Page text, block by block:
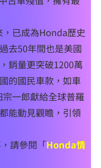
已成為Honda歷史
去50年間也是美國
銷量更突破1200萬
的國民車款，如車
一郎獻給全球普羅
能動見觀瞻，引領
請參閱「Honda情